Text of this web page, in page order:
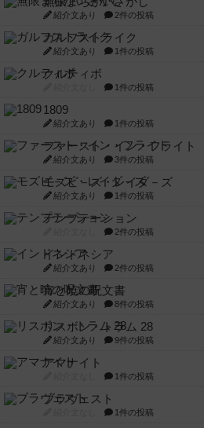
紹介文あり 2件の投稿
ガルフストライク
紹介文あり 1件の投稿
クルティボ
1件の投稿
1809
紹介文あり 1件の投稿
ファースト・イン・フライト
紹介文あり 3件の投稿
モズビ－ズ・レイダ－ズ
紹介文あり 1件の投稿
テンプテーション
2件の投稿
インドネシア
紹介文あり 2件の投稿
宵と暁の呪文書
紹介文あり 8件の投稿
リスボン・トラム 28
紹介文あり 9件の投稿
アマナイト
1件の投稿
ブラヴェスト
1件の投稿